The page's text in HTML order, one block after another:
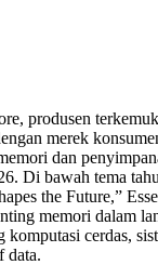
produsen
merek
dan
Di bawah tema
the Future,”
memori dalam
komputasi cerdas,
data.